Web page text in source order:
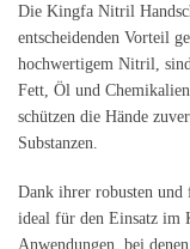
Die Kingfa Nitril
entscheidenden Vorteil
hochwertigem Nitril, sind
Fett, Öl und
schützen die Hände
Substanzen.
Dank ihrer robusten
ideal für den Einsatz im
Anwendungen, bei